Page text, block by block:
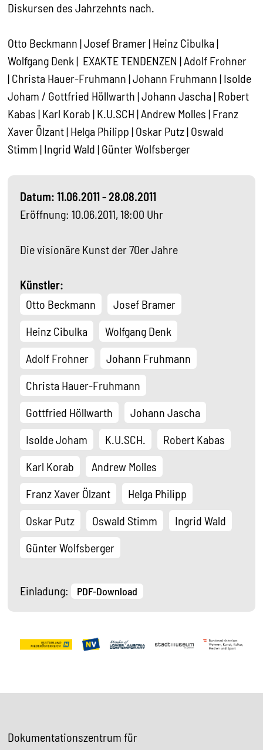
Diskursen des Jahrzehnts nach.
Otto Beckmann | Josef Bramer | Heinz Cibulka |
Wolfgang Denk | EXAKTE TENDENZEN | Adolf Frohner
| Christa Hauer-Fruhmann | Johann Fruhmann | Isolde
Joham / Gottfried Höllwarth | Johann Jascha | Robert
Kabas | Karl Korab | K.U.SCH | Andrew Molles | Franz
Xaver Ölzant | Helga Philipp | Oskar Putz | Oswald
Stimm | Ingrid Wald | Günter Wolfsberger
Datum: 11.06.2011 - 28.08.2011
Eröffnung: 10.06.2011, 18:00 Uhr
Die visionäre Kunst der 70er Jahre
Künstler:
Otto Beckmann
Josef Bramer
Heinz Cibulka
Wolfgang Denk
Adolf Frohner
Johann Fruhmann
Christa Hauer-Fruhmann
Gottfried Höllwarth
Johann Jascha
Isolde Joham
K.U.SCH.
Robert Kabas
Karl Korab
Andrew Molles
Franz Xaver Ölzant
Helga Philipp
Oskar Putz
Oswald Stimm
Ingrid Wald
Günter Wolfsberger
Einladung: PDF-Download
Dokumentationszentrum für